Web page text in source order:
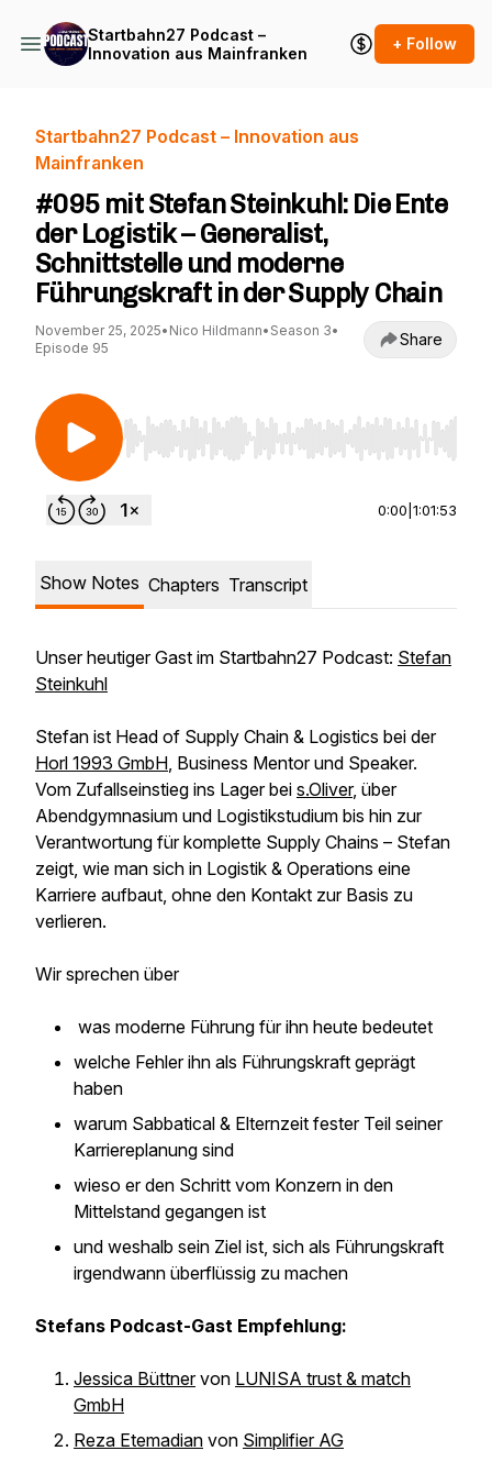
Startbahn27 Podcast –
Innovation aus Mainfranken
+ Follow
Startbahn27 Podcast – Innovation aus
Mainfranken
#095 mit Stefan Steinkuhl: Die Ente
der Logistik – Generalist,
Schnittstelle und moderne
Führungskraft in der Supply Chain
November 25, 2025• Nico Hildmann• Season 3•
Episode 95
Share
Use Left/Right to seek, Home/End to jump to
0:00 1:01:53
Show Notes Chapters Transcript
Unser heutiger Gast im Startbahn27 Podcast: Stefan
Steinkuhl
Stefan ist Head of Supply Chain & Logistics bei der
Horl 1993 GmbH, Business Mentor und Speaker.
Vom Zufallseinstieg ins Lager bei s.Oliver, über
Abendgymnasium und Logistikstudium bis hin zur
Verantwortung für komplette Supply Chains – Stefan
zeigt, wie man sich in Logistik & Operations eine
Karriere aufbaut, ohne den Kontakt zur Basis zu
verlieren.
Wir sprechen über
was moderne Führung für ihn heute bedeutet
welche Fehler ihn als Führungskraft geprägt
haben
warum Sabbatical & Elternzeit fester Teil seiner
Karriereplanung sind
wieso er den Schritt vom Konzern in den
Mittelstand gegangen ist
und weshalb sein Ziel ist, sich als Führungskraft
irgendwann überflüssig zu machen
Stefans Podcast-Gast Empfehlung:
Jessica Büttnervon LUNISA trust & match
GmbH
Reza Etemadian von Simplifier AG